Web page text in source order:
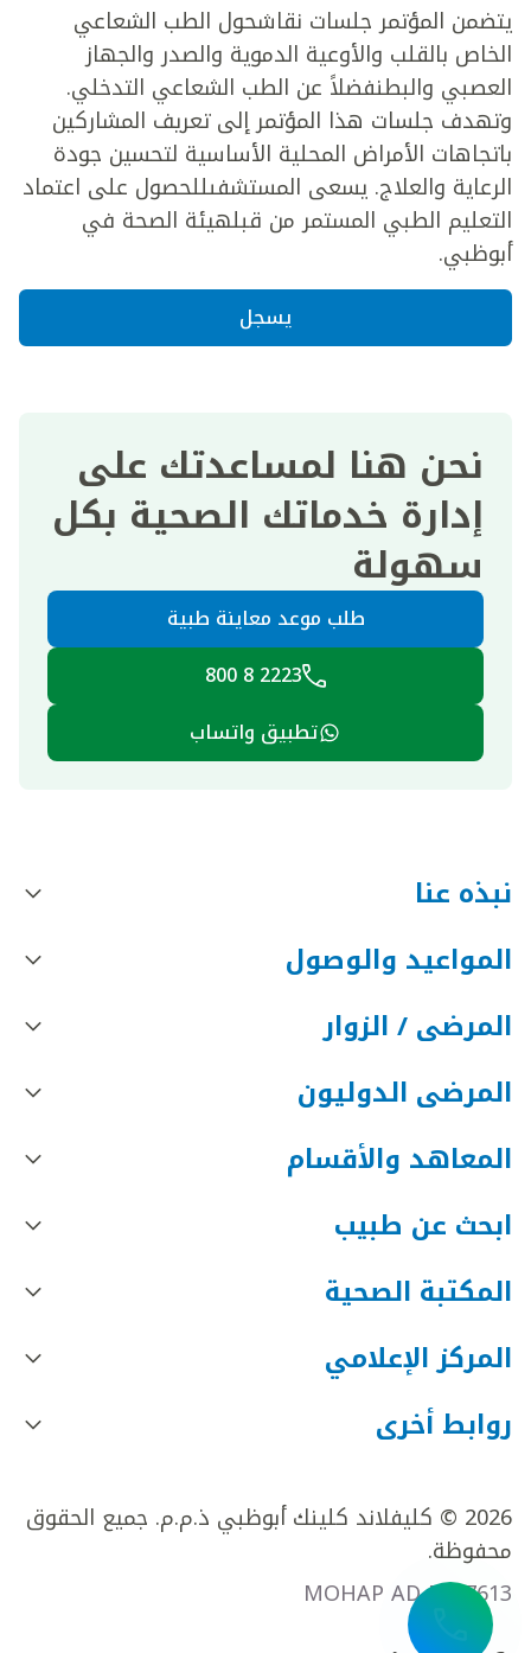
يتضمن المؤتمر جلسات نقاشحول الطب الشعاعي
الخاص بالقلب والأوعية الدموية والصدر والجهاز
العصبي والبطنفضلاً عن الطب الشعاعي التدخلي.
وتهدف جلسات هذا المؤتمر إلى تعريف المشاركين
باتجاهات الأمراض المحلية الأساسية لتحسين جودة
الرعاية والعلاج. يسعى المستشفىللحصول على اعتماد
التعليم الطبي المستمر من قبلهيئة الصحة في
أبوظبي.
يسجل
نحن هنا لمساعدتك على
إدارة خدماتك الصحية بكل
سهولة
طلب موعد معاينة طبية
2223 8 800
تطبيق واتساب
نبذه عنا
المواعيد والوصول
المرضى / الزوار
المرضى الدوليون
المعاهد والأقسام
ابحث عن طبيب
المكتبة الصحية
المركز الإعلامي
روابط أخرى
2026 © كليفلاند كلينك أبوظبي ذ.م.م. جميع الحقوق
محفوظة.
MOHAP AD FR27613